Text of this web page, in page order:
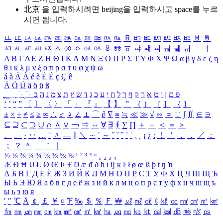
北京 을 입력하시려면 beijing을 입력하시고 space를 누르
시면 됩니다.
ㅥ ㅦ ㅧ ㅨ ㅩ ㅪ ㅫ ㅬ ㅭ ㅮ ㅯ ㅰ ㅱ ㅲ ㅳ ㅴ ㅵ ㅶ ㅷ ㅸ
ㅹ
ㅺ ㅻ ㅼ ㅽ ㅾ ㅿ ㆀ ㆁ ㆂ ㆃ ㆄ ㆅ ㆆ ㆇ ㆈ ㆉ ㆊ ㆋ ㆌ ㆍ
ㆎ
Α Β ΓΔ Ε Ζ Η Θ Ι ΚΛ Μ Ν Ξ Ο Π Ρ Σ ΤΥ Φ Χ Ψ Ω α β γ δ ε ζ η
θ ι κ λ μ ν ξ ο π ρ σ τ υ φ χ ψ ω
á à Á À é è É È ç Ç ê
Ä Ö Ü ä ö ü ß
ִֶֹ ֻּ ׁׂ פ ם ן ו ט א ר ק ף ך ל ח י ע כ ג ד ש ץ ת צ מ נ ה ב
‘ ’ “ ” 〔 〕 〈 〉 「 」 『 』 【 】 ＂ （ ） ［ ］ ｛ ｝
± × ÷ ≠ ≤ ≥ ∞ ∴ ♂ ♀ ∠ ⊥ ⌒ ∂ ∇ ≡ ≒ ≪ ≫ √ ∽ ∝ ∵ ∫ ∬ ∈ ∋
⊆ ⊇ ⊂ ⊃ ∪ ∩ ∧ ∨ ￢ ⇒ ⇔ ∀ ∃ ∮ ∑ ∏ ＋ － ＜ ＝
＞
、
。 · ‥ … ¨ 〃 ― ＼ ∼ ´ ～ ˇ ˘ ˝ ˚ ˙ ¸ ¡ ¿ ː ！ ＇ ， ． ／
：
；
？ ＾ ｀
½ ⅓ ⅔ ¼ ¾ ⅛ ⅜ ⅝ ⅞ ¹ ² ³ ⁴ ⁿ ₁ ₂ ₃ ₄
Æ Ð Ħ Ĳ Ł Ø Œ Þ Ŧ Ŋ æ đ ð ħ ı ĳ ĸ ŀ ł ø œ ß þ ŧ ŋ ŉ
А Б В Г Д Е Ё Ж З И Й К Л М Н О П Р С Т У Ф Х Ц Ч Ш Щ Ъ
Ы Ь Э Ю Я а б в г д е ё ж з и й к л м н о п р с т у ф х ц ч ш щ ъ
ы ь э ю я
′ ″ ℃ Å ￠ ￡ ￥ ¤ ℉ ‰ ＄ ％ Ｆ ￦ ㎕ ㎖ ㎗ ℓ ㎘ ㏄ ㎣ ㎤ ㎥ ㎦
㎙ ㎚ ㎛ ㎜ ㎝ ㎞ ㎟ ㎠ ㎡ ㎢ ㏊ ㎍ ㎎ ㎏ ㏏ ㎈ ㎉ ㏈ ㎧ ㎨ ㎰